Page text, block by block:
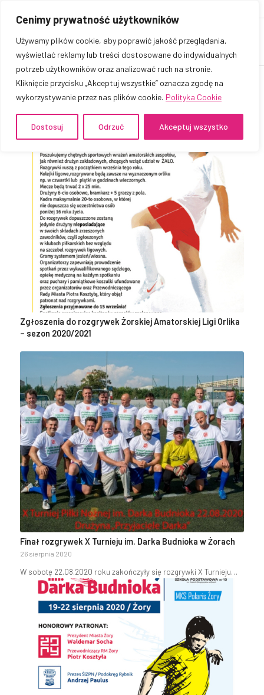
Cenimy prywatność użytkowników
Używamy plików cookie, aby poprawić jakość przeglądania,
wyświetlać reklamy lub treści dostosowane do indywidualnych
potrzeb użytkowników oraz analizować ruch na stronie.
Kliknięcie przycisku „Akceptuj wszystkie” oznacza zgodę na
wykorzystywanie przez nas plików cookie. Polityka Cookie
Dostosuj Odrzuć Akceptuj wszystko
Tag Archive for:nożna
Zgłoszenia do rozgrywek Żorskiej Amatorskiej Ligi Orlika
– sezon 2020/2021
Finał rozgrywek X Turnieju im. Darka Budnioka w Żorach
26 sierpnia 2020
W sobotę 22.08.2020 roku zakończyły się rozgrywki X Turnieju…